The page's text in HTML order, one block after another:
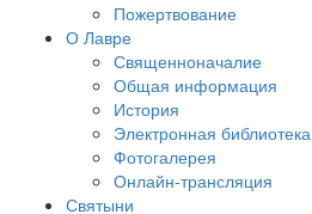
Пожертвование
О Лавре
Священноначалие
Общая информация
История
Электронная библиотека
Фотогалерея
Онлайн-трансляция
Святыни